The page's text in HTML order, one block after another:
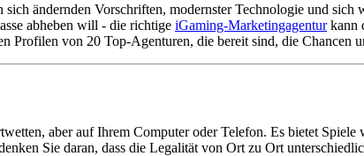
ändernden Vorschriften, modernster Technologie und
abheben will - die richtige iGaming-Marketingagenturkann
Profilen von 20 Top-Agenturen, die bereit sind, die Chancen
aber auf Ihrem Computer oder Telefon. Es bietet
Sie daran, dass die Legalität von Ort zu Ort